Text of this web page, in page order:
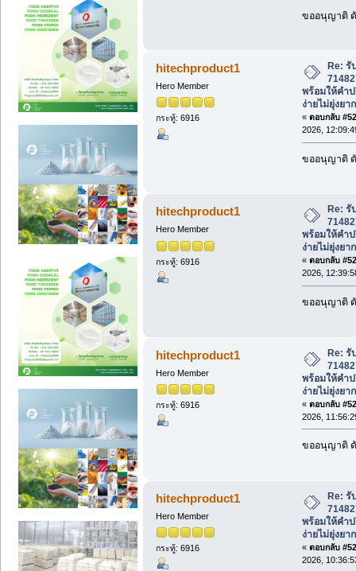
ขออนุญาติ
hitechproduct1
Hero Member
กระทู้: 6916
Re: รั
พร้อมให้คำ
ง่ายไม่ยุ่งยา
« ตอบกลับ
2026,
ขออนุญาติ
hitechproduct1
Hero Member
กระทู้: 6916
Re: รั
พร้อมให้คำ
ง่ายไม่ยุ่งยา
« ตอบกลับ
2026,
ขออนุญาติ
hitechproduct1
Hero Member
กระทู้: 6916
Re: รั
พร้อมให้คำ
ง่ายไม่ยุ่งยา
« ตอบกลับ
2026,
ขออนุญาติ
hitechproduct1
Hero Member
กระทู้: 6916
Re: รั
พร้อมให้คำ
ง่ายไม่ยุ่งยา
« ตอบกลับ
2026,